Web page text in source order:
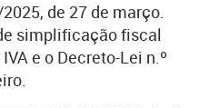
de 27 de março.
simplificação fiscal
e o Decreto-Lei n.º